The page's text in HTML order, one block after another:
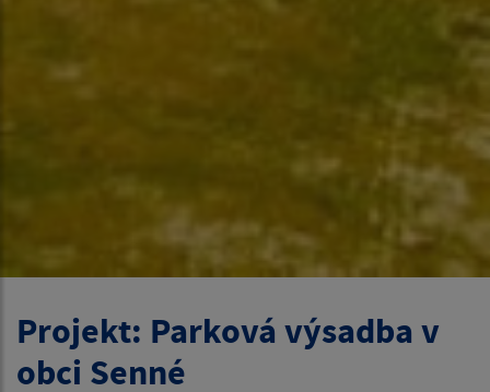
Projekt: Parková výsadba v
obci Senné